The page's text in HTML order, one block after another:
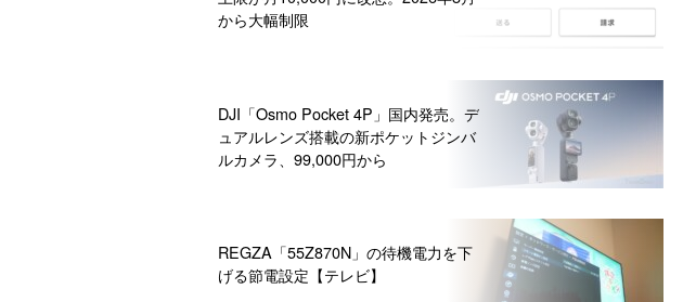
から大幅制限
DJI「Osmo Pocket 4P」国内発売。デ
ュアルレンズ搭載の新ポケットジンバ
ルカメラ、99,000円から
REGZA「55Z870N」の待機電力を下
げる節電設定【テレビ】